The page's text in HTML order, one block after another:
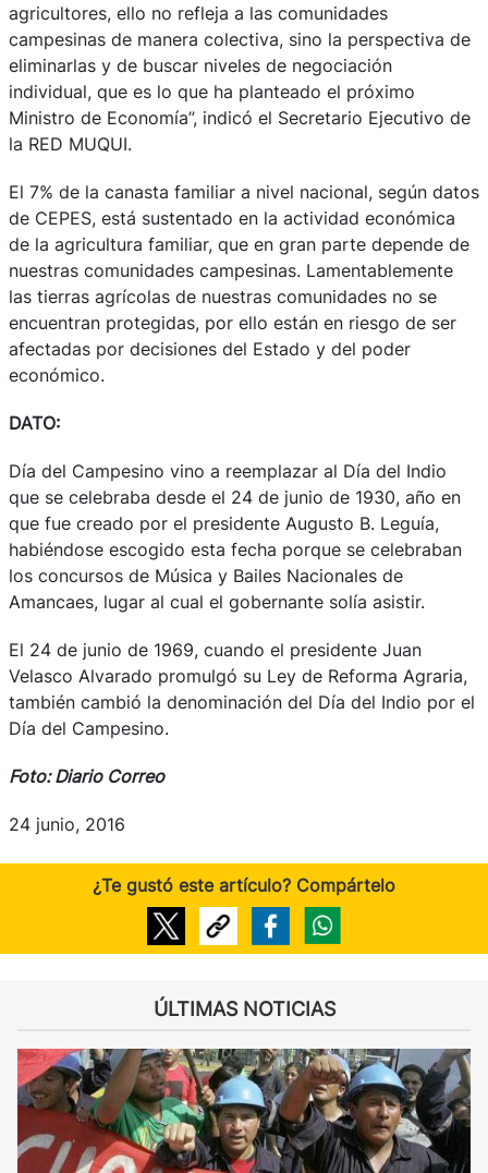
agricultores, ello no refleja a las comunidades
campesinas de manera colectiva, sino la perspectiva de
eliminarlas y de buscar niveles de negociación
individual, que es lo que ha planteado el próximo
Ministro de Economía”, indicó el Secretario Ejecutivo de
la RED MUQUI.
El 7% de la canasta familiar a nivel nacional, según datos
de CEPES, está sustentado en la actividad económica
de la agricultura familiar, que en gran parte depende de
nuestras comunidades campesinas. Lamentablemente
las tierras agrícolas de nuestras comunidades no se
encuentran protegidas, por ello están en riesgo de ser
afectadas por decisiones del Estado y del poder
económico.
DATO:
Día del Campesino vino a reemplazar al Día del Indio
que se celebraba desde el 24 de junio de 1930, año en
que fue creado por el presidente Augusto B. Leguía,
habiéndose escogido esta fecha porque se celebraban
los concursos de Música y Bailes Nacionales de
Amancaes, lugar al cual el gobernante solía asistir.
El 24 de junio de 1969, cuando el presidente Juan
Velasco Alvarado promulgó su Ley de Reforma Agraria,
también cambió la denominación del Día del Indio por el
Día del Campesino.
Foto: Diario Correo
24 junio, 2016
¿Te gustó este artículo? Compártelo
ÚLTIMAS NOTICIAS